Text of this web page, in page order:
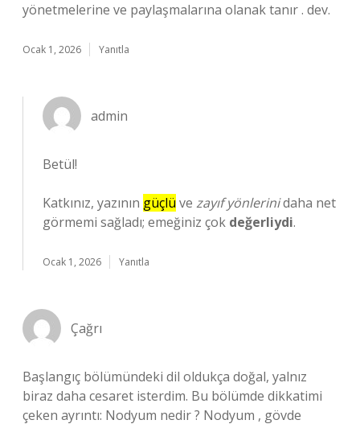
yönetmelerine ve paylaşmalarına olanak tanır . dev.
Ocak 1, 2026 Yanıtla
admin
Betül!
Katkınız, yazının güçlü ve zayıf yönlerinidaha net
görmemi sağladı; emeğiniz çok değerliydi.
Ocak 1, 2026 Yanıtla
Çağrı
Başlangıç bölümündeki dil oldukça doğal, yalnız
biraz daha cesaret isterdim. Bu bölümde dikkatimi
çeken ayrıntı: Nodyum nedir ? Nodyum , gövde